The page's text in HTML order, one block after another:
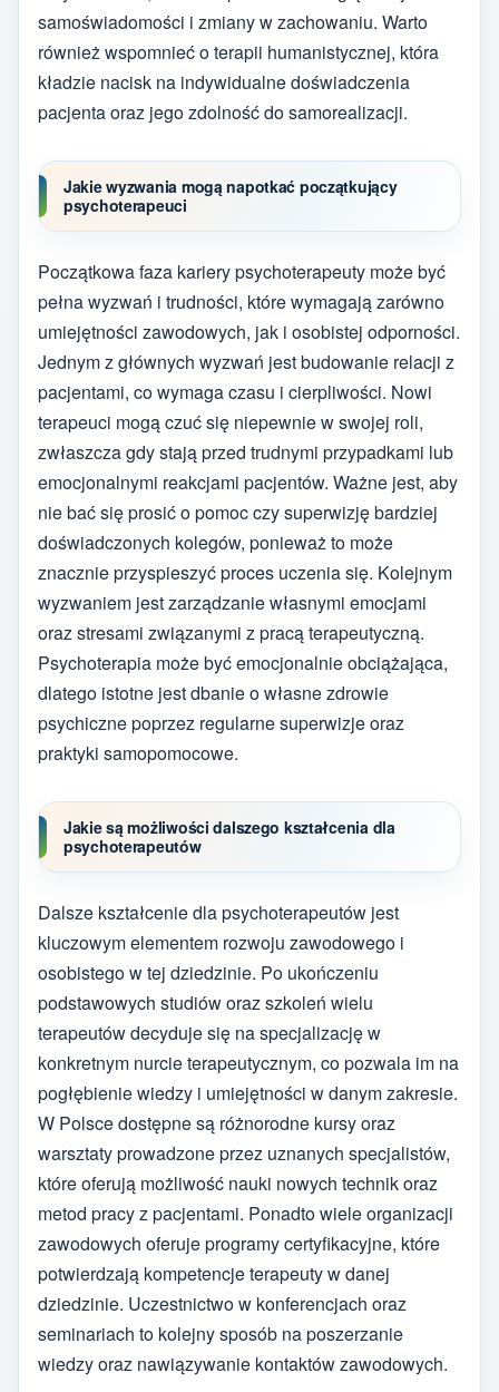
samoświadomości i zmiany w zachowaniu. Warto
również wspomnieć o terapii humanistycznej, która
kładzie nacisk na indywidualne doświadczenia
pacjenta oraz jego zdolność do samorealizacji.
Jakie wyzwania mogą napotkać początkujący
psychoterapeuci
Początkowa faza kariery psychoterapeuty może być
pełna wyzwań i trudności, które wymagają zarówno
umiejętności zawodowych, jak i osobistej odporności.
Jednym z głównych wyzwań jest budowanie relacji z
pacjentami, co wymaga czasu i cierpliwości. Nowi
terapeuci mogą czuć się niepewnie w swojej roli,
zwłaszcza gdy stają przed trudnymi przypadkami lub
emocjonalnymi reakcjami pacjentów. Ważne jest, aby
nie bać się prosić o pomoc czy superwizję bardziej
doświadczonych kolegów, ponieważ to może
znacznie przyspieszyć proces uczenia się. Kolejnym
wyzwaniem jest zarządzanie własnymi emocjami
oraz stresami związanymi z pracą terapeutyczną.
Psychoterapia może być emocjonalnie obciążająca,
dlatego istotne jest dbanie o własne zdrowie
psychiczne poprzez regularne superwizje oraz
praktyki samopomocowe.
Jakie są możliwości dalszego kształcenia dla
psychoterapeutów
Dalsze kształcenie dla psychoterapeutów jest
kluczowym elementem rozwoju zawodowego i
osobistego w tej dziedzinie. Po ukończeniu
podstawowych studiów oraz szkoleń wielu
terapeutów decyduje się na specjalizację w
konkretnym nurcie terapeutycznym, co pozwala im na
pogłębienie wiedzy i umiejętności w danym zakresie.
W Polsce dostępne są różnorodne kursy oraz
warsztaty prowadzone przez uznanych specjalistów,
które oferują możliwość nauki nowych technik oraz
metod pracy z pacjentami. Ponadto wiele organizacji
zawodowych oferuje programy certyfikacyjne, które
potwierdzają kompetencje terapeuty w danej
dziedzinie. Uczestnictwo w konferencjach oraz
seminariach to kolejny sposób na poszerzanie
wiedzy oraz nawiązywanie kontaktów zawodowych.